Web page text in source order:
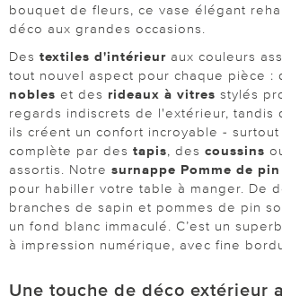
bouquet de fleurs, ce vase élégant
déco aux grandes occasions.
Des textiles d'intérieur aux couleurs
tout nouvel aspect pour chaque pièce :
nobles et des rideaux à vitres stylés
regards indiscrets de l'extérieur, tandis
ils créent un confort incroyable - surtout
complète par des tapis, des coussins
assortis. Notre surnappe Pomme de pin
pour habiller votre table à manger. De
branches de sapin et pommes de pin
un fond blanc immaculé. C’est un
à impression numérique, avec fine
Une touche de déco extérieur